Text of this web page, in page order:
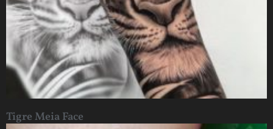
Tigre Meia Face